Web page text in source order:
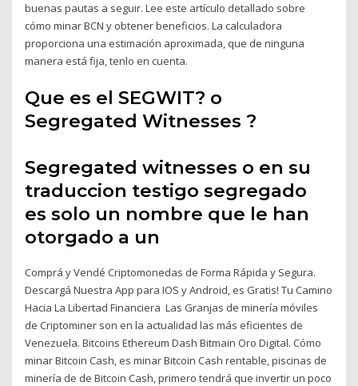
buenas pautas a seguir. Lee este artículo detallado sobre
cómo minar BCN y obtener beneficios. La calculadora
proporciona una estimación aproximada, que de ninguna
manera está fija, tenlo en cuenta.
Que es el SEGWIT? o
Segregated Witnesses ?
Segregated witnesses o en su
traduccion testigo segregado
es solo un nombre que le han
otorgado a un
Comprá y Vendé Criptomonedas de Forma Rápida y Segura.
Descargá Nuestra App para IOS y Android, es Gratis! Tu Camino
Hacia La Libertad Financiera Las Granjas de minería móviles
de Criptominer son en la actualidad las más eficientes de
Venezuela. Bitcoins Ethereum Dash Bitmain Oro Digital. Cómo
minar Bitcoin Cash, es minar Bitcoin Cash rentable, piscinas de
minería de de Bitcoin Cash, primero tendrá que invertir un poco